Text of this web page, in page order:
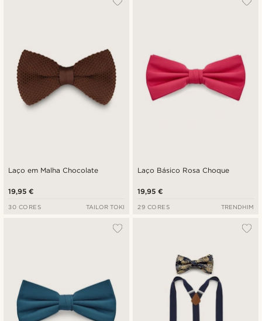
Laço em Malha Chocolate
19,95 €
30 CORES TAILOR TOKI
Laço Básico Rosa Choque
19,95 €
29 CORES TRENDHIM